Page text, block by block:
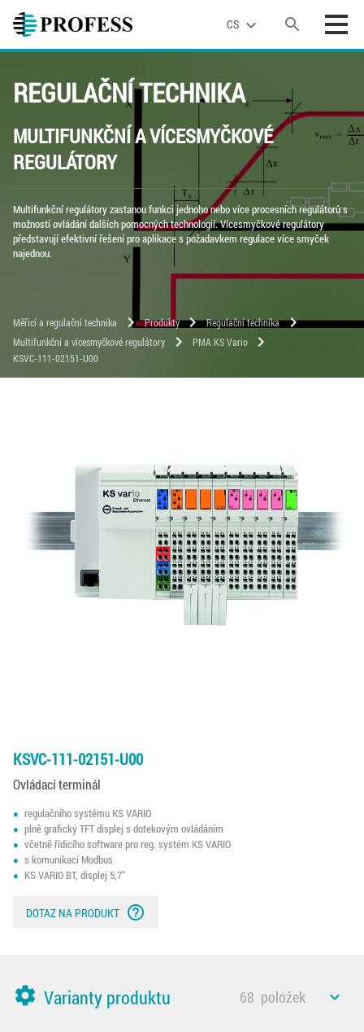
CS expand_more search
REGULAČNÍ TECHNIKA
MULTIFUNKČNÍ A VÍCESMYČKOVÉ
REGULÁTORY
Multifunkční regulátory zastanou funkci jednoho nebo více procesních regulátorů s
možností ovládání dalších pomocných technologií. Vícesmyčkové regulátory
představují efektivní řešení pro aplikace s požadavkem regulace více smyček
najednou.
Měřicí a regulační technika chevron_right Produkty chevron_right Regulační technika chevron_right
Multifunkční a vícesmyčkové regulátory chevron_right PMA KS Vario chevron_right
KSVC-111-02151-U00
KSVC-111-02151-U00
Ovládací terminál
regulačního systému KS VARIO
plně grafický TFT displej s dotekovým ovládáním
včetně řídicího software pro reg. systém KS VARIO
s komunikací Modbus
KS VARIO BT, displej 5,7"
DOTAZ NA PRODUKT help_outline
settings Varianty produktu 68 položek expand_less